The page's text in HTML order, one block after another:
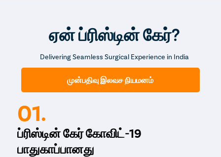
வாய்ப்புகளைக் குறைக்கக் கூடிய குறைந்த அளவு ஊடுருவும்
முறையாகும். எங்கள் நிபுணத்துவம் வாய்ந்த அறுவை சிகிச்சை
நிபுணர்களின் பராமரிப்பில் நிகழ்த்தப்படும் இந்த சிகிச்சை
முறை அறுவை சிகிச்சை அல்லாத சிகிச்சைகளை விட அதிக
வெற்றி விகிதத்தைக் கொண்டுள்ளது.
ஏன் ப்ரிஸ்டின் கேர்?
Delivering Seamless Surgical Experience in India
முன்பதிவு இலவச நியமனம்
01.
ப்ரிஸ்டின் கேர் கோவிட்-19
பாதுகாப்பானது